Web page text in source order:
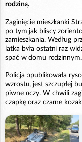
rodziną.
Zaginięcie mieszkanki
po tym jak bliscy
zamieszkania. Według
latka była ostatni raz
spać w domu
Policja opublikowała
wzrostu, jest szczupłej
piwne oczy. W chwili
czapkę oraz czarne